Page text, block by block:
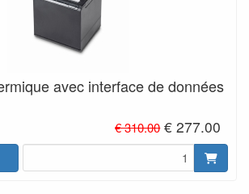
avec interface de données
€ 310.00 € 277.00